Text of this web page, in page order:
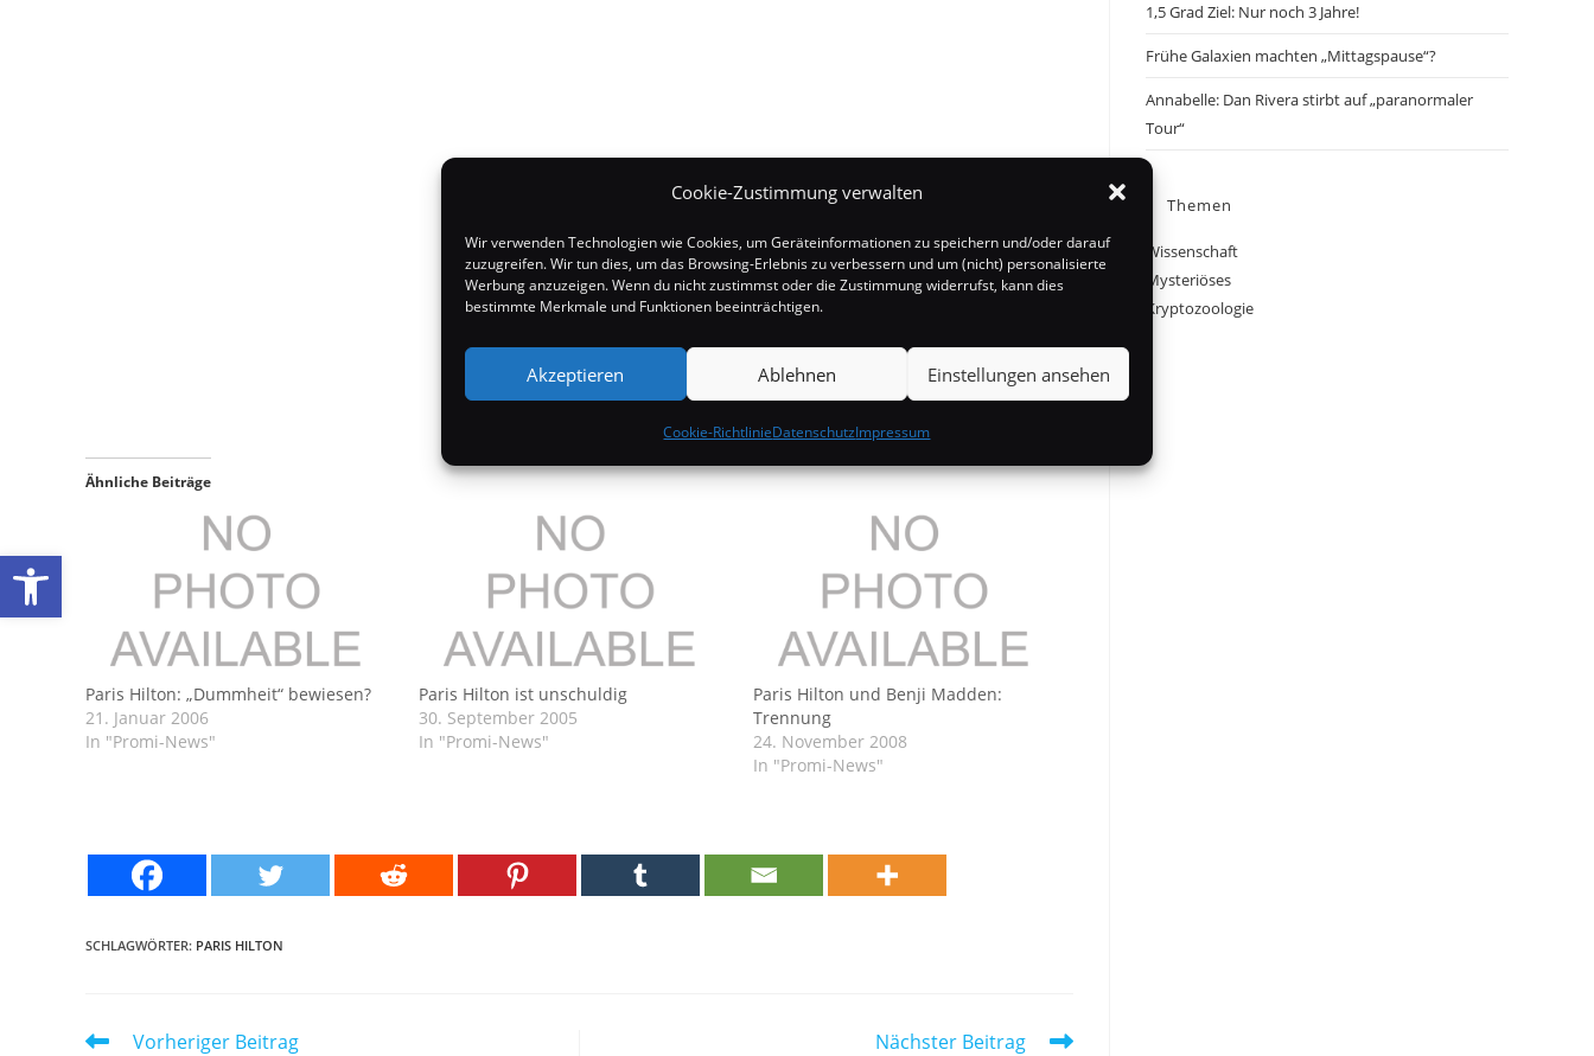
Werkzeugleiste öffnen
Cookie-Zustimmung verwalten
Wir verwenden Technologien wie Cookies, um Geräteinformationen zu speichern und/oder darauf
zuzugreifen. Wir tun dies, um das Browsing-Erlebnis zu verbessern und um (nicht) personalisierte
Werbung anzuzeigen. Wenn du nicht zustimmst oder die Zustimmung widerrufst, kann dies
bestimmte Merkmale und Funktionen beeinträchtigen.
Akzeptieren Ablehnen Einstellungen ansehen
Cookie-RichtlinieDatenschutzImpressum
Ähnliche Beiträge
Paris Hilton: „Dummheit“ bewiesen?
21. Januar 2006
In "Promi-News"
Paris Hilton ist unschuldig
30. September 2005
In "Promi-News"
Paris Hilton und Benji Madden:
Trennung
24. November 2008
In "Promi-News"
SCHLAGWÖRTER: PARIS HILTON
WeitereVorheriger Beitrag Nächster Beitrag
1,5 Grad Ziel: Nur noch 3 Jahre!
Frühe Galaxien machten „Mittagspause“?
Annabelle: Dan Rivera stirbt auf „paranormaler
Tour“
Themen
Wissenschaft
Mysteriöses
Kryptozoologie